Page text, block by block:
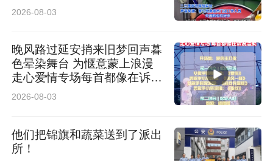
2026-08-03
晚风路过延安捎来旧梦回声暮
色晕染舞台 为惬意蒙上浪漫
走心爱情专场每首都像在诉说
温柔
2026-08-03
他们把锦旗和蔬菜送到了派出
所！